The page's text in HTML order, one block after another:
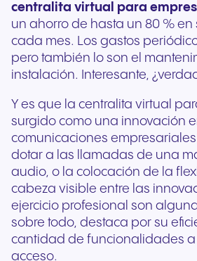
centralita virtual para
un ahorro de hasta un 80 % en
cada mes. Los gastos
pero también lo son el
instalación. Interesante,
Y es que la centralita virtual
surgido como una innovación
comunicaciones
dotar a las llamadas de una
audio, o la colocación de la
cabeza visible entre las
ejercicio profesional son
sobre todo, destaca por su
cantidad de funcionalidades
acceso.